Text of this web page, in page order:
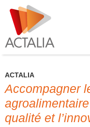
ACTALIA
Accompagner
qualité et